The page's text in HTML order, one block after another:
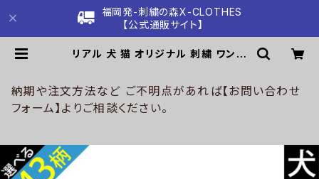
福岡発-刺繍の森X-CLOTHES
【公式通販サイト】
リアル 犬 猫 オリジナル 刺繍 ワンポ
柄 誕生日 プレゼント 三毛猫 柴犬 チ
ワワ シーズー シュナウザー パグ ペキ
ニーズ ori-a-cap35-b10-s | 刺
納期や注文方法など ご不明点があれば【お問い合わせ
フォーム】よりご相談ください。